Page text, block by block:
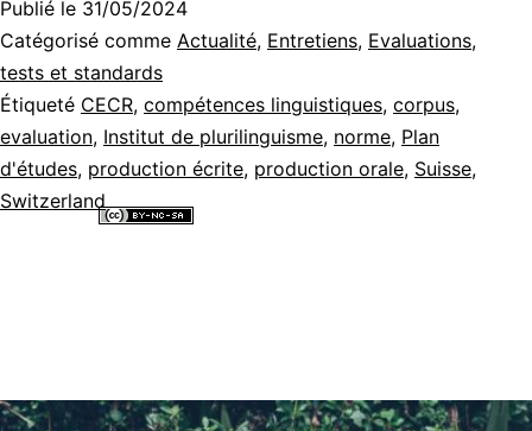
Publié le 31/05/2024
Catégorisé comme Actualité, Entretiens, Evaluations,
tests et standards
Étiqueté CECR, compétences linguistiques, corpus,
evaluation, Institut de plurilinguisme, norme, Plan
d'études, production écrite, production orale, Suisse,
Switzerland